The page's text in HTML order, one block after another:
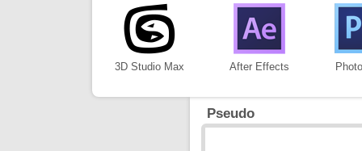
3D Studio Max After Effects
Pseudo